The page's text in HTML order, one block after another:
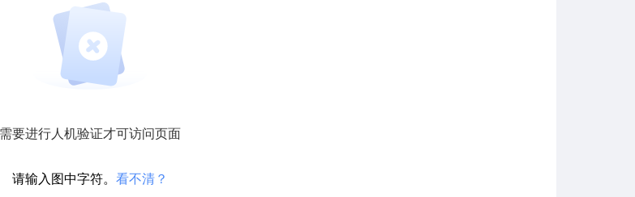
需要进行人机验证才可访问页面
请输入图中字符。 看不清？